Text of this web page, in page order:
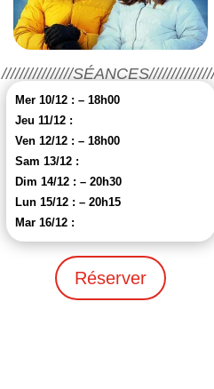
////////////////
Mer 10/12 : – 18h00
Jeu 11/12 :
Ven 12/12 : – 18h00
Sam 13/12 :
Dim 14/12 : – 20h30
Lun 15/12 : – 20h15
Mar 16/12 :
Réserver